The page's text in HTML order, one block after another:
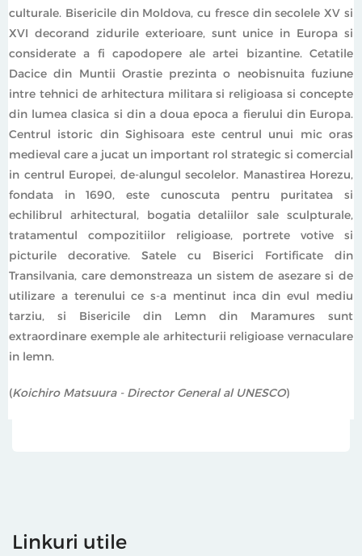
culturale. Bisericile din Moldova, cu fresce din secolele XV si
XVI decorand zidurile exterioare, sunt unice in Europa si
considerate a fi capodopere ale artei bizantine. Cetatile
Dacice din Muntii Orastie prezinta o neobisnuita fuziune
intre tehnici de arhitectura militara si religioasa si concepte
din lumea clasica si din a doua epoca a fierului din Europa.
Centrul istoric din Sighisoara este centrul unui mic oras
medieval care a jucat un important rol strategic si comercial
in centrul Europei, de-alungul secolelor. Manastirea Horezu,
fondata in 1690, este cunoscuta pentru puritatea si
echilibrul arhitectural, bogatia detaliilor sale sculpturale,
tratamentul compozitiilor religioase, portrete votive si
picturile decorative. Satele cu Biserici Fortificate din
Transilvania, care demonstreaza un sistem de asezare si de
utilizare a terenului ce s-a mentinut inca din evul mediu
tarziu, si Bisericile din Lemn din Maramures sunt
extraordinare exemple ale arhitecturii religioase vernaculare
in lemn.
(Koichiro Matsuura - Director General al UNESCO)
Linkuri utile